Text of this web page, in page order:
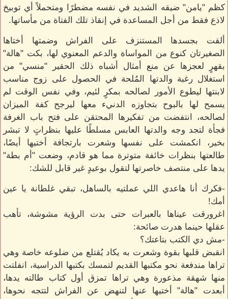
كظم "يامن" ضيقه الشديد في نفسه مضطرًا ومتحملاً أي توبيخ
لاذع فقط من أجل المساعدة في إنقاذ تلك الفتاة من مأساتها.
ألقت بجسدها المستنزف على الفراش وضمتها أختاها
الصغيرتان كنوع من المواساة والدعم المعنوي لها، بكت "هالة"
بقهرٍ لعجزها عن منع أمثال أشباه ذلك الحقير "منسي" من
استغلال رغبة والدتها المُلحة في الحصول على زوج مناسب
لابنتها ليطوع الأمور لصالحه بمكرٍ لئيم، وفي نفس الوقت لم
يسمح لها بالبوح بتجاوزه الدنيء معها ليرجح كفة الميزان
لصالحه، انتفضت من تفكيرها المحتقن على فتح باب الغرفة
فجأة لتجد وجه والدتها العابس مسلطًا عليها بنظراتٍ لا تبشر
بخير، انكمشت على نفسها وشعرت بارتجافة أختيها أيضًا،
طالعتها بنظرات خائفة متوترة مما هو قادم، وضعت "أم بطة"
يدها على منتصف خاصرتها لتقول بوعيدٍ غير قابل للشك:
-فكرك أنا هاعدي اللي عملتيه بالساهل، تبقي غلطانة يا عين
أمك!
اغرورقت عيناها بالعبرات حتى بدت الرؤية مشوشة، تأهب
عقلها حينما هدرت صائحة:
-مش دي الكتب بتاعتك؟
انقبض قلبها بقوة وشعرت به يكاد يُقتلع من ضلوعه خاصة وهي
تراها مندفعة نحو مكتبها القديم لتمسك بكتبها الدراسية، انفلتت
منها شهقة مذعورة وهي تراها تمزق أول كتاب طالته يدها،
أبعدت "هالة" أختيها عنها لتنهض عن الفراش لتتجه نحوها،